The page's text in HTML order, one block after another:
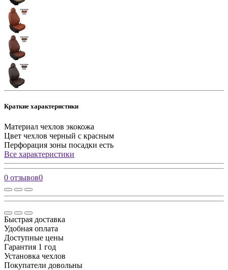
Краткие характеристики
Материал чехлов экокожа
Цвет чехлов черный с красным
Перфорация зоны посадки есть
Все характеристики
0 отзывов0
Быстрая доставка
Удобная оплата
Доступные цены
Гарантия 1 год
Установка чехлов
Покупатели довольны